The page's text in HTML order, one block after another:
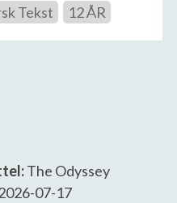
Tekst 12 ÅR
The Odyssey
07-17